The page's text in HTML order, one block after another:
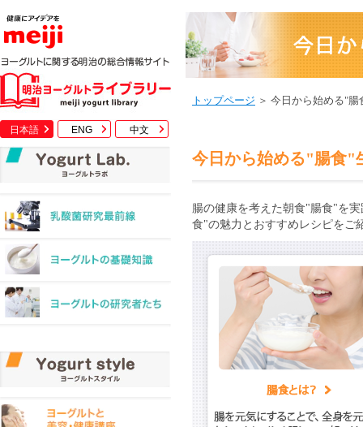
日本語 ENG 中文
トップページ ＞ 今日から始める"腸
今日から始める"腸食"
腸の健康を考えた朝食"腸食"を
食"の魅力とおすすめレシピをご